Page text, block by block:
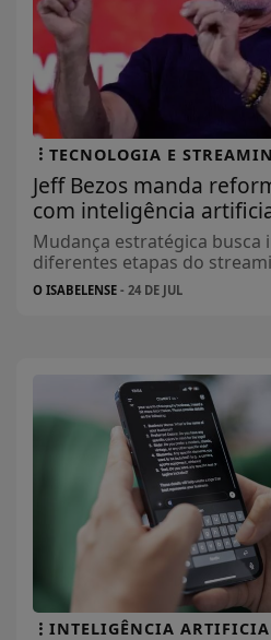
TECNOLOGIA E
Jeff Bezos manda
com inteligência
Mudança estratégica busca
diferentes etapas do
O ISABELENSE - 24 DE JUL
INTELIGÊNCIA